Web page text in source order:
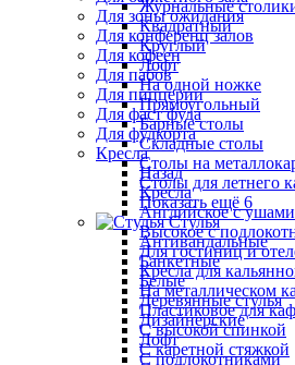
Журнальные
Квадратный
Круглый
Лофт
На одной ножке
Прямоугольный
Барные столы
Складные столы
Столы на
Столы для летнего
Показать ещё 6
Стулья
Антивандальные
Банкетные
Белые
Деревянные стулья
Дизайнерские
Лофт
С подлокотниками
Для зоны ожидания
Для конференц залов
Для кофеен
Для пабов
Для пиццерии
Для фаст фуда
Для фудкорта
Кресла
Назад
Кресла
Английское с ушами
Высокое с
Для гостиниц и
Кресла для
На металлическом
Пластиковое для
С высокой спинкой
С каретной стяжкой